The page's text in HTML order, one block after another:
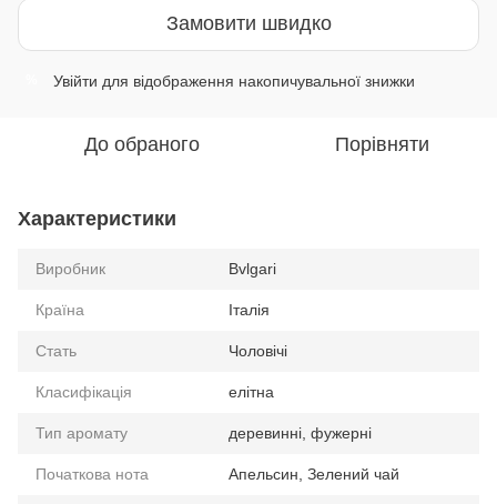
Замовити швидко
Увійти для відображення накопичувальної знижки
До обраного Порівняти
Характеристики
Виробник Bvlgari
Країна Італія
Стать Чоловічі
Класифікація елітна
Тип аромату деревинні, фужерні
Початкова нота Апельсин, Зелений чай